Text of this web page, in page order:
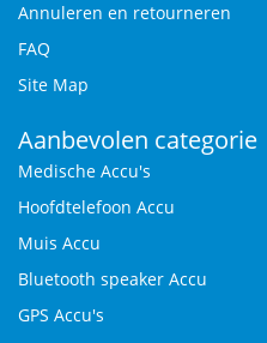
Annuleren en retourneren
FAQ
Site Map
Aanbevolen categorie
Medische Accu's
Hoofdtelefoon Accu
Muis Accu
Bluetooth speaker Accu
GPS Accu's